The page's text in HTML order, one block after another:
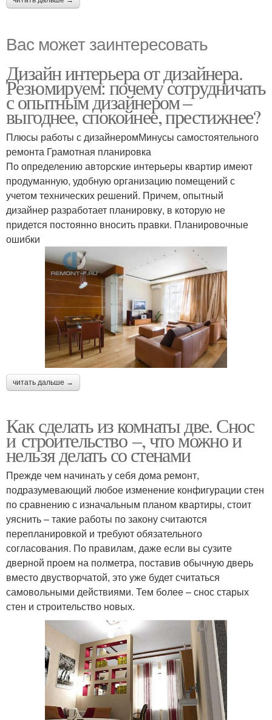
Вас может заинтересовать
Дизайн интерьера от дизайнера.
Резюмируем: почему сотрудничать
с опытным дизайнером –
выгоднее, спокойнее, престижнее?
Плюсы работы с дизайнеромМинусы самостоятельного
ремонта Грамотная планировка
По определению авторские интерьеры квартир имеют
продуманную, удобную организацию помещений с
учетом технических решений. Причем, опытный
дизайнер разработает планировку, в которую не
придется постоянно вносить правки. Планировочные
ошибки
читать дальше →
Как сделать из комнаты две. Снос
и строительство –, что можно и
нельзя делать со стенами
Прежде чем начинать у себя дома ремонт,
подразумевающий любое изменение конфигурации стен
по сравнению с изначальным планом квартиры, стоит
уяснить – такие работы по закону считаются
перепланировкой и требуют обязательного
согласования. По правилам, даже если вы сузите
дверной проем на полметра, поставив обычную дверь
вместо двустворчатой, это уже будет считаться
самовольными действиями. Тем более – снос старых
стен и строительство новых.